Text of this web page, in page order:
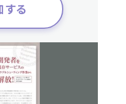
する